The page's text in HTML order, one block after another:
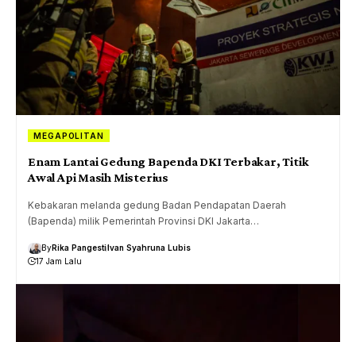
MEGAPOLITAN
Enam Lantai Gedung Bapenda DKI Terbakar, Titik
Awal Api Masih Misterius
Kebakaran melanda gedung Badan Pendapatan Daerah
(Bapenda) milik Pemerintah Provinsi DKI Jakarta…
ByRika PangestiIvan Syahruna Lubis
17 Jam Lalu